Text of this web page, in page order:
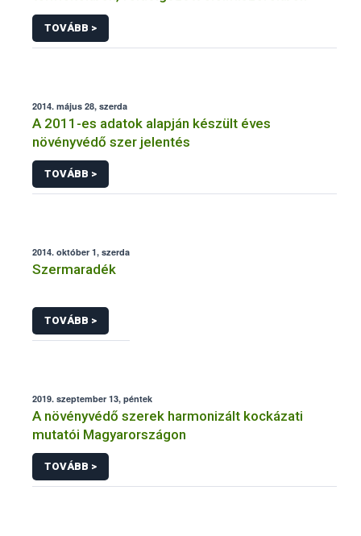
TOVÁBB >
2014. május 28, szerda
A 2011-es adatok alapján készült éves
növényvédő szer jelentés
TOVÁBB >
2014. október 1, szerda
Szermaradék
TOVÁBB >
2019. szeptember 13, péntek
A növényvédő szerek harmonizált kockázati
mutatói Magyarországon
TOVÁBB >